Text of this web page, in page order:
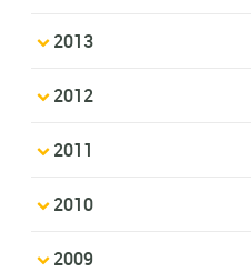
2013
2012
2011
2010
2009